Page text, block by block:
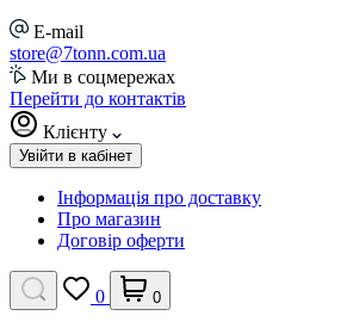
E-mail
store@7tonn.com.ua
Ми в соцмережах
Перейти до контактів
Клієнту
Увійти в кабінет
Інформація про доставку
Про магазин
Договір оферти
0 0